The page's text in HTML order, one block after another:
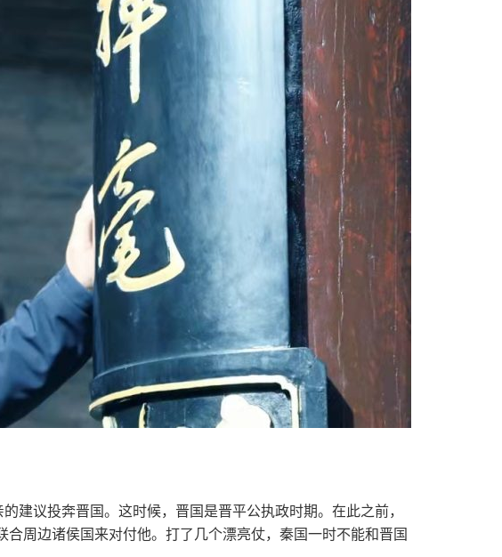
建议投奔晋国。这时候，晋国是晋平公执政时期。在此之前，
周边诸侯国来对付他。打了几个漂亮仗，秦国一时不能和晋国